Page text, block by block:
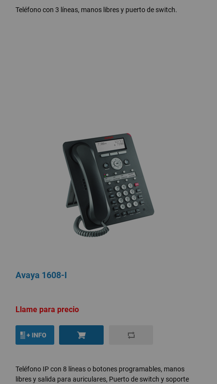
Teléfono con 3 líneas, manos libres y puerto de switch.
Avaya 1608-I
Llame para precio
Teléfono IP con 8 líneas o botones programables, manos
libres y salida para auriculares, Puerto de switch y soporte